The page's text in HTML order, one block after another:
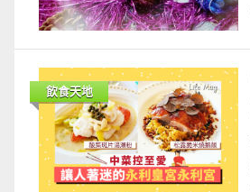
飲食天地